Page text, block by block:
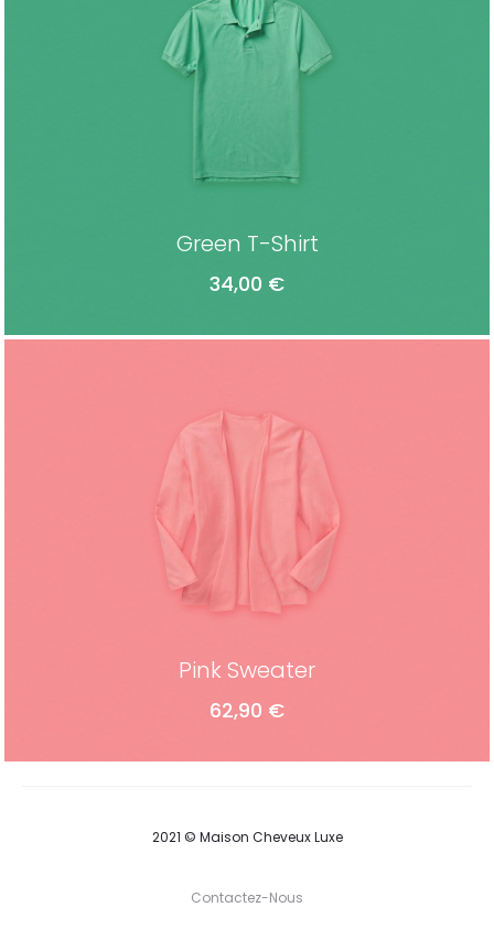
Green T-Shirt
34,00 €
ADD TO CART
Pink Sweater
62,90 €
ADD TO CART
2021 © Maison Cheveux Luxe
Contactez-Nous